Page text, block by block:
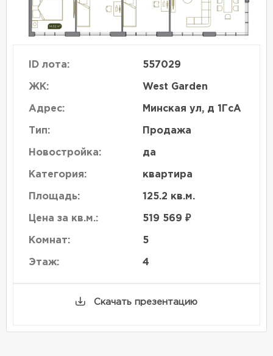
ID лота: 557029
ЖК: West Garden
Адрес: Минская ул, д 1ГсА
Тип: Продажа
Новостройка: да
Категория: квартира
Площадь: 125.2 кв.м.
Цена за кв.м.: 519 569 ₽
Комнат: 5
Этаж: 4
Скачать презентацию